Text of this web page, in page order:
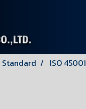
Standard ISO 45001